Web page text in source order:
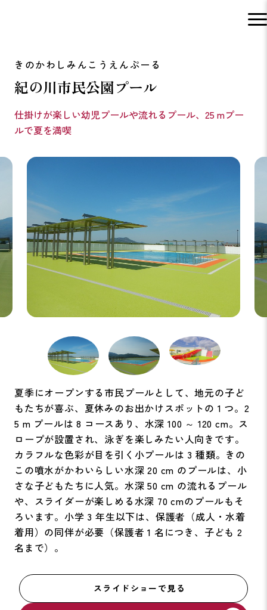
紀の川市民公園プール
仕掛けが楽しい幼児プールや流れるプール、25 mプー
ルで夏を満喫
夏季にオープンする市民プールとして、地元の子ど
もたちが喜ぶ、夏休みのお出かけスポットの 1 つ。2
5 m プールは 8 コースあり、水深 100 ～ 120 cm。ス
ロープが設置され、泳ぎを楽しみたい人向きです。
カラフルな色彩が目を引く小プールは 3 種類。きの
この噴水がかわいらしい水深 20 cm のプールは、小
さな子どもたちに人気。水深 50 cm の流れるプール
や、スライダーが楽しめる水深 70 cmのプールもそ
ろいます。小学 3 年生以下は、保護者（成人・水着
着用）の同伴が必要（保護者 1 名につき、子ども 2
名まで）。
スライドショーで見る